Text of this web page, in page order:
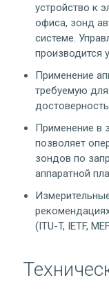
устройство к
офиса, зонд
системе.
производится
Применение
требуемую
Применение в
позволяет
зондов по
аппаратной
(ITU-T, IETF,